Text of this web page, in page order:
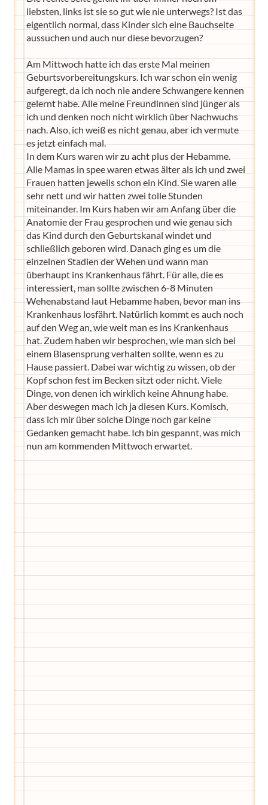
liebsten, links ist sie so gut wie nie unterwegs? Ist das
eigentlich normal, dass Kinder sich eine Bauchseite
aussuchen und auch nur diese bevorzugen?
Am Mittwoch hatte ich das erste Mal meinen
Geburtsvorbereitungskurs. Ich war schon ein wenig
aufgeregt, da ich noch nie andere Schwangere kennen
gelernt habe. Alle meine Freundinnen sind jünger als
ich und denken noch nicht wirklich über Nachwuchs
nach. Also, ich weiß es nicht genau, aber ich vermute
es jetzt einfach mal.
In dem Kurs waren wir zu acht plus der Hebamme.
Alle Mamas in spee waren etwas älter als ich und zwei
Frauen hatten jeweils schon ein Kind. Sie waren alle
sehr nett und wir hatten zwei tolle Stunden
miteinander. Im Kurs haben wir am Anfang über die
Anatomie der Frau gesprochen und wie genau sich
das Kind durch den Geburtskanal windet und
schließlich geboren wird. Danach ging es um die
einzelnen Stadien der Wehen und wann man
überhaupt ins Krankenhaus fährt. Für alle, die es
interessiert, man sollte zwischen 6-8 Minuten
Wehenabstand laut Hebamme haben, bevor man ins
Krankenhaus losfährt. Natürlich kommt es auch noch
auf den Weg an, wie weit man es ins Krankenhaus
hat. Zudem haben wir besprochen, wie man sich bei
einem Blasensprung verhalten sollte, wenn es zu
Hause passiert. Dabei war wichtig zu wissen, ob der
Kopf schon fest im Becken sitzt oder nicht. Viele
Dinge, von denen ich wirklich keine Ahnung habe.
Aber deswegen mach ich ja diesen Kurs. Komisch,
dass ich mir über solche Dinge noch gar keine
Gedanken gemacht habe. Ich bin gespannt, was mich
nun am kommenden Mittwoch erwartet.